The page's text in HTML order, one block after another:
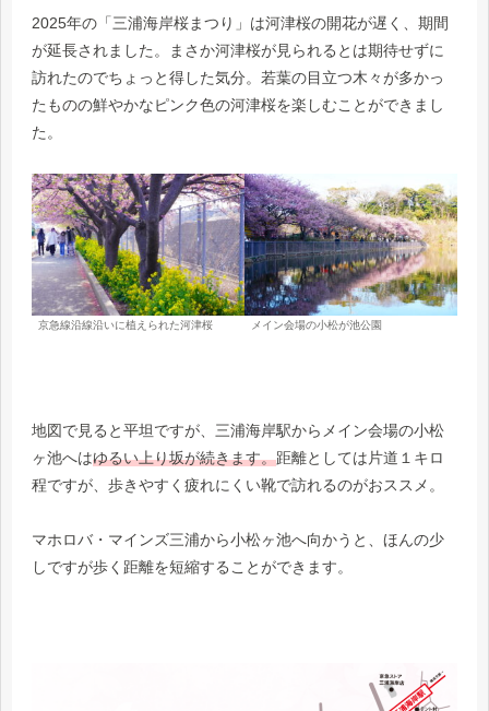
2025年の「三浦海岸桜まつり」は河津桜の開花が遅く、期間
が延長されました。まさか河津桜が見られるとは期待せずに
訪れたのでちょっと得した気分。若葉の目立つ木々が多かっ
たものの鮮やかなピンク色の河津桜を楽しむことができまし
た。
京急線沿線沿いに植えられた河津桜 メイン会場の小松が池公園
地図で見ると平坦ですが、三浦海岸駅からメイン会場の小松
ヶ池へはゆるい上り坂が続きます。距離としては片道１キロ
程ですが、歩きやすく疲れにくい靴で訪れるのがおススメ。
マホロバ・マインズ三浦から小松ヶ池へ向かうと、ほんの少
しですが歩く距離を短縮することができます。